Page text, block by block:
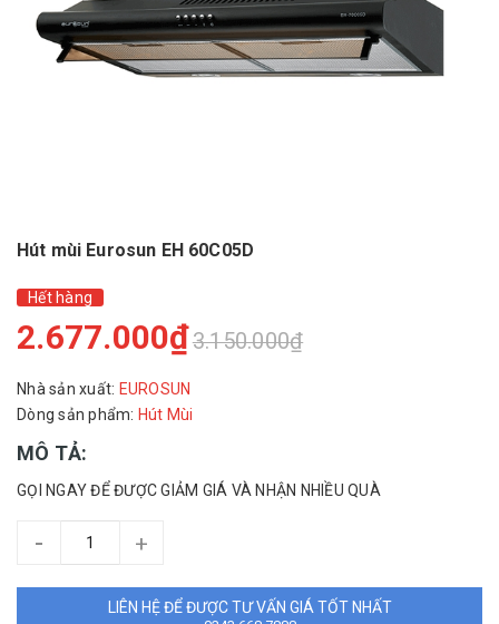
Hút mùi Eurosun EH 60C05D
Hết hàng
2.677.000₫3.150.000₫
Nhà sản xuất: EUROSUN
Dòng sản phẩm: Hút Mùi
MÔ TẢ:
GỌI NGAY ĐỂ ĐƯỢC GIẢM GIÁ VÀ NHẬN NHIỀU QUÀ
- +
LIÊN HỆ ĐỂ ĐƯỢC TƯ VẤN GIÁ TỐT NHẤT